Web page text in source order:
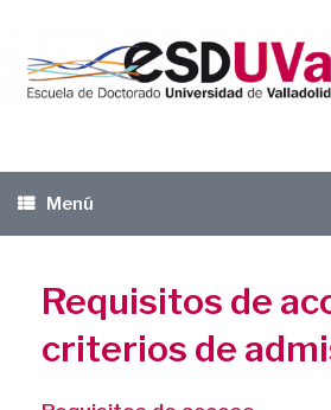
contenido
Menú
Requisitos de
criterios de